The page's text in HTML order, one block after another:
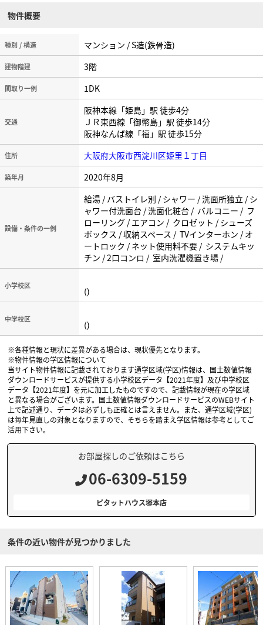
物件概要
種別 / 構造 マンション / S造(鉄骨造)
建物階建 3階
間取り一例 1DK
交通
阪神本線「姫島」駅 徒歩4分
ＪＲ東西線「御幣島」駅 徒歩14分
阪神なんば線「福」駅 徒歩15分
住所 大阪府大阪市西淀川区姫里１丁目
築年月 2020年8月
設備・条件の一例
給湯 / バストイレ別 / シャワー / 洗面所独立 / シ
ャワー付洗面台 / 洗面化粧台 / バルコニー / フ
ローリング / エアコン / クロゼット / シューズ
ボックス / 収納スペース / TVインターホン / オ
ートロック / ネット使用料不要 / システムキッ
チン / 2口コンロ / 室内洗濯機置き場 /
小学校区 ()
中学校区 ()
※各種情報と現状に差異がある場合は、現状優先となります。
※物件情報の学区情報について
当サイト物件情報に記載されております通学区域(学区)情報は、国土数値情報
ダウンロードサービスが提供する小学校区データ【2021年度】及び中学校区
データ【2021年度】を元に加工したものですので、記載情報が現在の学区域
と異なる場合がございます。国土数値情報ダウンロードサービスのWEBサイト
上で記述通り、データは必ずしも正確とは言えません。また、通学区域(学区)
は毎年見直しの対象となりますので、そちらを踏まえ学区情報は参考としてご
活用下さい。
お部屋探しのご依頼はこちら
06-6309-5159
ピタットハウス塚本店
条件の近い物件が見つかりました